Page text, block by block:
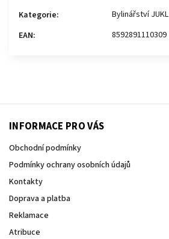
Kategorie:
Bylinářství JUKL
EAN: 8592891110309
INFORMACE PRO VÁS
Obchodní podmínky
Podmínky ochrany osobních údajů
Kontakty
Doprava a platba
Reklamace
Atribuce